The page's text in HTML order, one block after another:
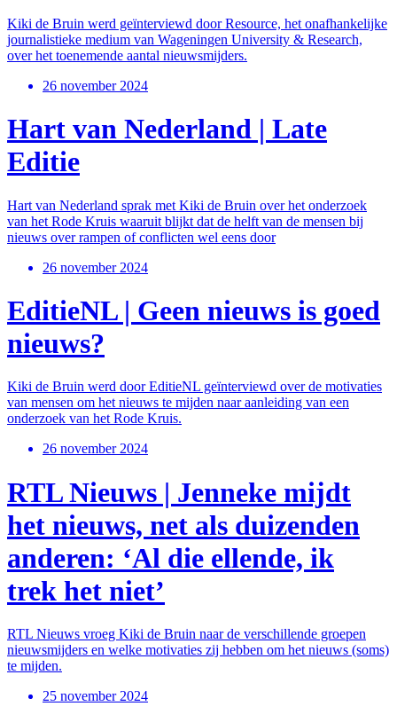
Kiki de Bruin werd geïnterviewd door Resource, het onafhankelijke
journalistieke medium van Wageningen University & Research,
over het toenemende aantal nieuwsmijders.
26 november 2024
Hart van Nederland | Late
Editie
Hart van Nederland sprak met Kiki de Bruin over het onderzoek
van het Rode Kruis waaruit blijkt dat de helft van de mensen bij
nieuws over rampen of conflicten wel eens door
26 november 2024
EditieNL | Geen nieuws is goed
nieuws?
Kiki de Bruin werd door EditieNL geïnterviewd over de motivaties
van mensen om het nieuws te mijden naar aanleiding van een
onderzoek van het Rode Kruis.
26 november 2024
RTL Nieuws | Jenneke mijdt
het nieuws, net als duizenden
anderen: ‘Al die ellende, ik
trek het niet’
RTL Nieuws vroeg Kiki de Bruin naar de verschillende groepen
nieuwsmijders en welke motivaties zij hebben om het nieuws (soms)
te mijden.
25 november 2024